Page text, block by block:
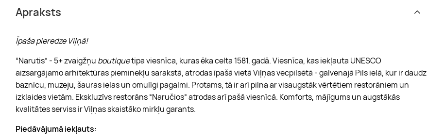
Apraksts
Īpaša pieredze Viļņā!
“Narutis” - 5+ zvaigžņu boutiquetipa viesnīca, kuras ēka celta 1581. gadā. Viesnīca, kas iekļauta UNESCO
aizsargājamo arhitektūras pieminekļu sarakstā, atrodas īpašā vietā Viļņas vecpilsētā - galvenajā Pils ielā, kur ir daudz
baznīcu, muzeju, šauras ielas un omulīgi pagalmi. Protams, tā ir arī pilna ar visaugstāk vērtētiem restorāniem un
izklaides vietām. Ekskluzīvs restorāns “Naručios” atrodas arī pašā viesnīcā. Komforts, mājīgums un augstākās
kvalitātes serviss ir Viļņas skaistāko mirkļu garants.
Piedāvājumā iekļauts: